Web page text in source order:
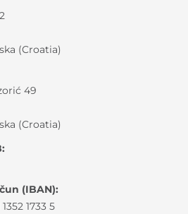
(Croatia)
49
(Croatia)
(IBAN):
1733 5